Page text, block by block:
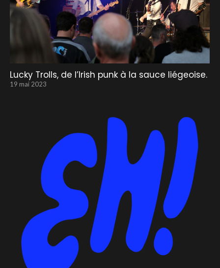
Lucky Trolls, de l’Irish punk à la sauce liégeoise.
19 mai 2023